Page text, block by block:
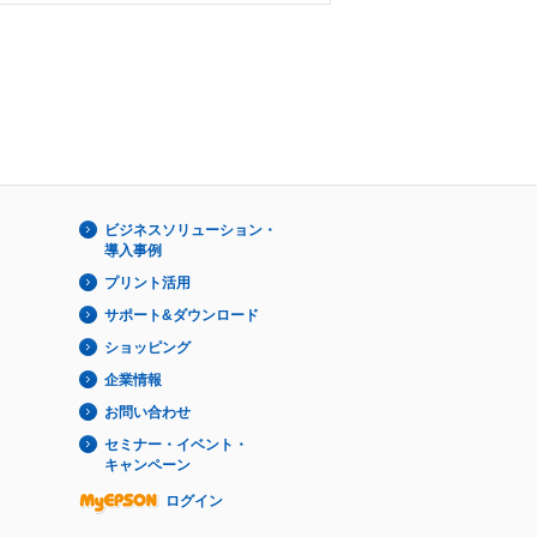
ビジネスソリューション・
導入事例
プリント活用
サポート&ダウンロード
ショッピング
企業情報
お問い合わせ
セミナー・イベント・
キャンペーン
ログイン